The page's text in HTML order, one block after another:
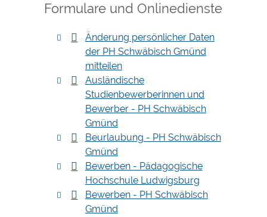
Formulare und Onlinedienste
Änderung persönlicher Daten
der PH Schwäbisch Gmünd
mitteilen
Ausländische
Studienbewerberinnen und
Bewerber - PH Schwäbisch
Gmünd
Beurlaubung - PH Schwäbisch
Gmünd
Bewerben - Pädagogische
Hochschule Ludwigsburg
Bewerben - PH Schwäbisch
Gmünd